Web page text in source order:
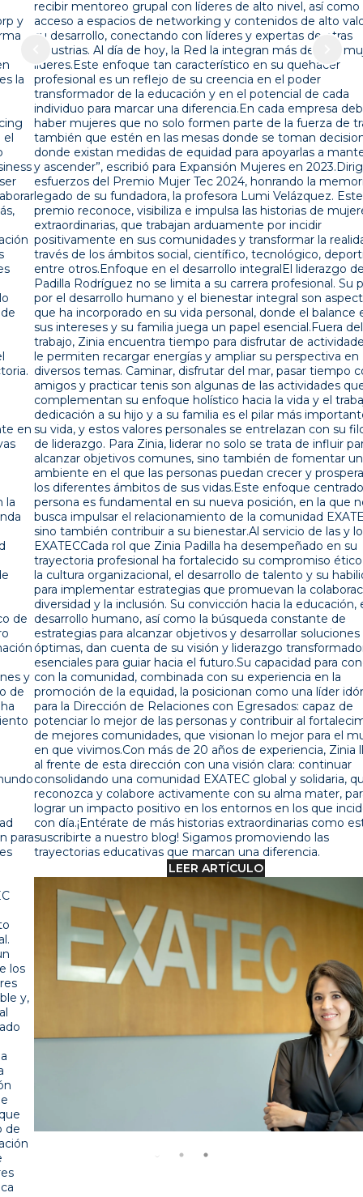
recibir mentoreo grupal con líderes de alto nivel, así como el
acceso a espacios de networking y contenidos de alto valor para
su desarrollo, conectando con líderes y expertas de otras
industrias. Al día de hoy, la Red la integran más de 200 mujeres
líderes.Este enfoque tan característico en su quehacer
profesional es un reflejo de su creencia en el poder
transformador de la educación y en el potencial de cada
individuo para marcar una diferencia.En cada empresa debe
haber mujeres que no solo formen parte de la fuerza de trabajo,
también que estén en las mesas donde se toman decisiones,
donde existan medidas de equidad para apoyarlas a mantenerse
y ascender”, escribió para Expansión Mujeres en 2023.Dirigió los
esfuerzos del Premio Mujer Tec 2024, honrando la memoria y
legado de su fundadora, la profesora Lumi Velázquez. Este
premio reconoce, visibiliza e impulsa las historias de mujeres
extraordinarias, que trabajan arduamente por incidir
positivamente en sus comunidades y transformar la realidad, a
través de los ámbitos social, científico, tecnológico, deportivo,
entre otros.Enfoque en el desarrollo integralEl liderazgo de Zinia
Padilla Rodríguez no se limita a su carrera profesional. Su pasión
por el desarrollo humano y el bienestar integral son aspectos
que ha incorporado en su vida personal, donde el balance entre
sus intereses y su familia juega un papel esencial.Fuera del
trabajo, Zinia encuentra tiempo para disfrutar de actividades que
le permiten recargar energías y ampliar su perspectiva en
diversos temas. Caminar, disfrutar del mar, pasar tiempo con
amigos y practicar tenis son algunas de las actividades que
complementan su enfoque holístico hacia la vida y el trabajo.Su
dedicación a su hijo y a su familia es el pilar más importante en
su vida, y estos valores personales se entrelazan con su filosofía
de liderazgo. Para Zinia, liderar no solo se trata de influir para
alcanzar objetivos comunes, sino también de fomentar un
ambiente en el que las personas puedan crecer y prosperar en
los diferentes ámbitos de sus vidas.Este enfoque centrado en la
persona es fundamental en su nueva posición, en la que no solo
busca impulsar el relacionamiento de la comunidad EXATEC,
sino también contribuir a su bienestar.Al servicio de las y los
EXATECCada rol que Zinia Padilla ha desempeñado en su
trayectoria profesional ha fortalecido su compromiso ético con
la cultura organizacional, el desarrollo de talento y su habilidad
para implementar estrategias que promuevan la colaboración, la
diversidad y la inclusión. Su convicción hacia la educación, el
desarrollo humano, así como la búsqueda constante de
estrategias para alcanzar objetivos y desarrollar soluciones
óptimas, dan cuenta de su visión y liderazgo transformadores,
esenciales para guiar hacia el futuro.Su capacidad para conectar
con la comunidad, combinada con su experiencia en la
promoción de la equidad, la posicionan como una líder idónea
para la Dirección de Relaciones con Egresados: capaz de
potenciar lo mejor de las personas y contribuir al fortalecimiento
de mejores comunidades, que visionan lo mejor para el mundo
en que vivimos.Con más de 20 años de experiencia, Zinia llega
al frente de esta dirección con una visión clara: continuar
consolidando una comunidad EXATEC global y solidaria, que se
reconozca y colabore activamente con su alma mater, para
lograr un impacto positivo en los entornos en los que incide día
con día.¡Entérate de más historias extraordinarias como esta al
suscribirte a nuestro blog! Sigamos promoviendo las
trayectorias educativas que marcan una diferencia.
LEER ARTÍCULO
Posts destacados
5 MIN